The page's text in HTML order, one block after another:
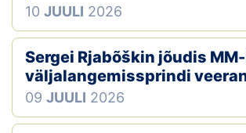
10 JUULI 2026
Sergei Rjabõškin jõudis
väljalangemissprindi
09 JUULI 2026